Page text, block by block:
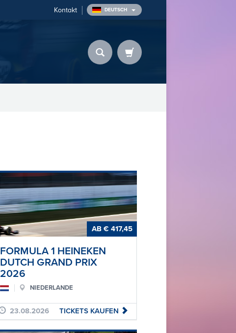
Kontakt DEUTSCH
AB € 417,45
FORMULA 1 HEINEKEN
DUTCH GRAND PRIX
2026
NIEDERLANDE
23.08.2026 TICKETSKAUFEN